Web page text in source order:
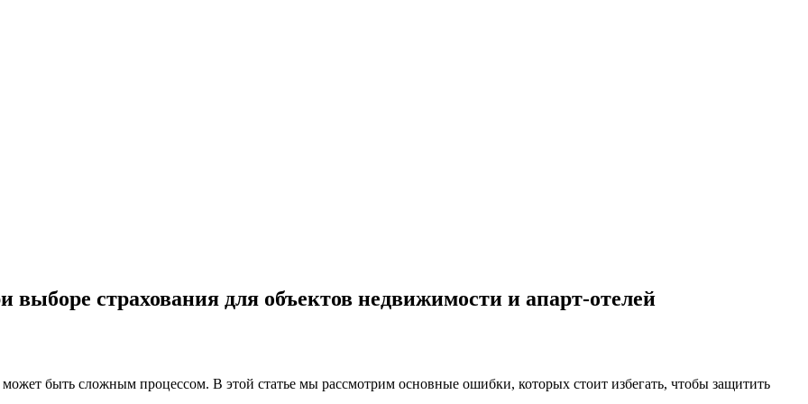
страхования для объектов недвижимости и апарт-отелей
может быть сложным процессом. В этой статье мы рассмотрим основные ошибки, которых стоит избегать, чтобы защитить